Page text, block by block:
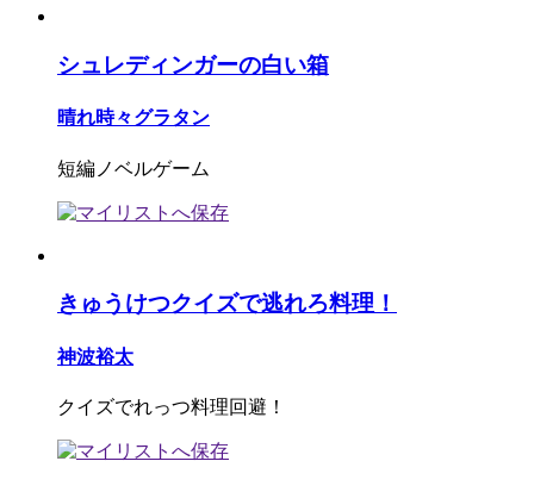
シュレディンガーの白い箱
晴れ時々グラタン
短編ノベルゲーム
きゅうけつクイズで逃れろ料理！
神波裕太
クイズでれっつ料理回避！